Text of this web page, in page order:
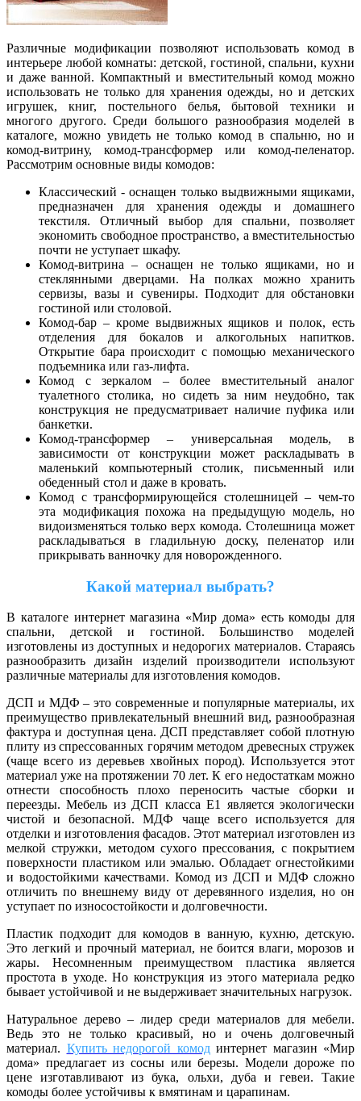
Различные модификации позволяют использовать комод в
интерьере любой комнаты: детской, гостиной, спальни, кухни
и даже ванной. Компактный и вместительный комод можно
использовать не только для хранения одежды, но и детских
игрушек, книг, постельного белья, бытовой техники и
многого другого. Среди большого разнообразия моделей в
каталоге, можно увидеть не только комод в спальню, но и
комод-витрину, комод-трансформер или комод-пеленатор.
Рассмотрим основные виды комодов:
Классический - оснащен только выдвижными ящиками,
предназначен для хранения одежды и домашнего
текстиля. Отличный выбор для спальни, позволяет
экономить свободное пространство, а вместительностью
почти не уступает шкафу.
Комод-витрина – оснащен не только ящиками, но и
стеклянными дверцами. На полках можно хранить
сервизы, вазы и сувениры. Подходит для обстановки
гостиной или столовой.
Комод-бар – кроме выдвижных ящиков и полок, есть
отделения для бокалов и алкогольных напитков.
Открытие бара происходит с помощью механического
подъемника или газ-лифта.
Комод с зеркалом – более вместительный аналог
туалетного столика, но сидеть за ним неудобно, так
конструкция не предусматривает наличие пуфика или
банкетки.
Комод-трансформер – универсальная модель, в
зависимости от конструкции может раскладывать в
маленький компьютерный столик, письменный или
обеденный стол и даже в кровать.
Комод с трансформирующейся столешницей – чем-то
эта модификация похожа на предыдущую модель, но
видоизменяться только верх комода. Столешница может
раскладываться в гладильную доску, пеленатор или
прикрывать ванночку для новорожденного.
Какой материал выбрать?
В каталоге интернет магазина «Мир дома» есть комоды для
спальни, детской и гостиной. Большинство моделей
изготовлены из доступных и недорогих материалов. Стараясь
разнообразить дизайн изделий производители используют
различные материалы для изготовления комодов.
ДСП и МДФ – это современные и популярные материалы, их
преимущество привлекательный внешний вид, разнообразная
фактура и доступная цена. ДСП представляет собой плотную
плиту из спрессованных горячим методом древесных стружек
(чаще всего из деревьев хвойных пород). Используется этот
материал уже на протяжении 70 лет. К его недостаткам можно
отнести способность плохо переносить частые сборки и
переезды. Мебель из ДСП класса Е1 является экологически
чистой и безопасной. МДФ чаще всего используется для
отделки и изготовления фасадов. Этот материал изготовлен из
мелкой стружки, методом сухого прессования, с покрытием
поверхности пластиком или эмалью. Обладает огнестойкими
и водостойкими качествами. Комод из ДСП и МДФ сложно
отличить по внешнему виду от деревянного изделия, но он
уступает по износостойкости и долговечности.
Пластик подходит для комодов в ванную, кухню, детскую.
Это легкий и прочный материал, не боится влаги, морозов и
жары. Несомненным преимуществом пластика является
простота в уходе. Но конструкция из этого материала редко
бывает устойчивой и не выдерживает значительных нагрузок.
Натуральное дерево – лидер среди материалов для мебели.
Ведь это не только красивый, но и очень долговечный
материал. Купить недорогой комодинтернет магазин «Мир
дома» предлагает из сосны или березы. Модели дороже по
цене изготавливают из бука, ольхи, дуба и гевеи. Такие
комоды более устойчивы к вмятинам и царапинам.